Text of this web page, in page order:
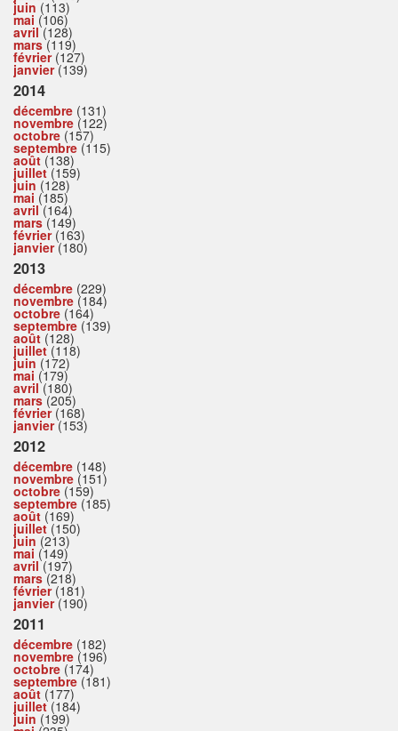
juin (113)
mai (106)
avril(128)
mars(119)
février(127)
janvier(139)
2014
décembre (131)
novembre (122)
octobre (157)
septembre (115)
août (138)
juillet(159)
juin (128)
mai (185)
avril(164)
mars(149)
février(163)
janvier(180)
2013
décembre (229)
novembre (184)
octobre (164)
septembre (139)
août (128)
juillet(118)
juin (172)
mai (179)
avril(180)
mars(205)
février(168)
janvier(153)
2012
décembre (148)
novembre (151)
octobre (159)
septembre (185)
août (169)
juillet(150)
juin (213)
mai (149)
avril(197)
mars(218)
février(181)
janvier(190)
2011
décembre (182)
novembre (196)
octobre (174)
septembre (181)
août (177)
juillet(184)
juin (199)